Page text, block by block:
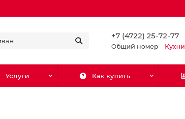
+7 (4722) 25-72-77
Общий номер Кухни
Услуги Как купить